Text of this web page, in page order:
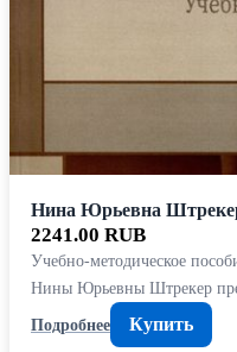
Нина Юрьевна
2241.00 RUB
Учебно-методическое
Нины Юрьевны Штрекер
Подробнее
Купить